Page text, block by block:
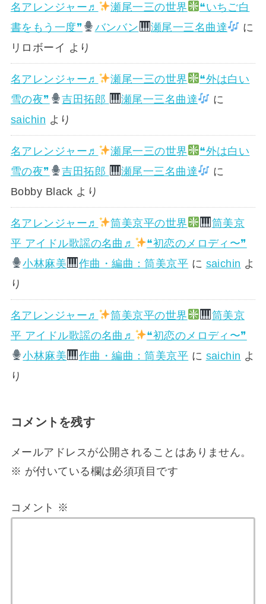
名アレンジャー♬ 瀬尾一三の世界
❝いちご白
書をもう一度❞
バンバン 瀬尾一三名曲達
に
リロボーイ より
名アレンジャー♬ 瀬尾一三の世界
❝外は白い
雪の夜❞
吉田拓郎 瀬尾一三名曲達
に
saichin より
名アレンジャー♬ 瀬尾一三の世界
❝外は白い
雪の夜❞
吉田拓郎 瀬尾一三名曲達
に
Bobby Black より
名アレンジャー♬ 筒美京平の世界
筒美京
平 アイドル歌謡の名曲♬
❝初恋のメロディ〜❞
小林麻美
作曲・編曲：筒美京平 に saichin よ
り
名アレンジャー♬ 筒美京平の世界
筒美京
平 アイドル歌謡の名曲♬
❝初恋のメロディ〜❞
小林麻美
作曲・編曲：筒美京平 に saichin よ
り
コメントを残す
メールアドレスが公開されることはありません。
※ が付いている欄は必須項目です
コメント ※